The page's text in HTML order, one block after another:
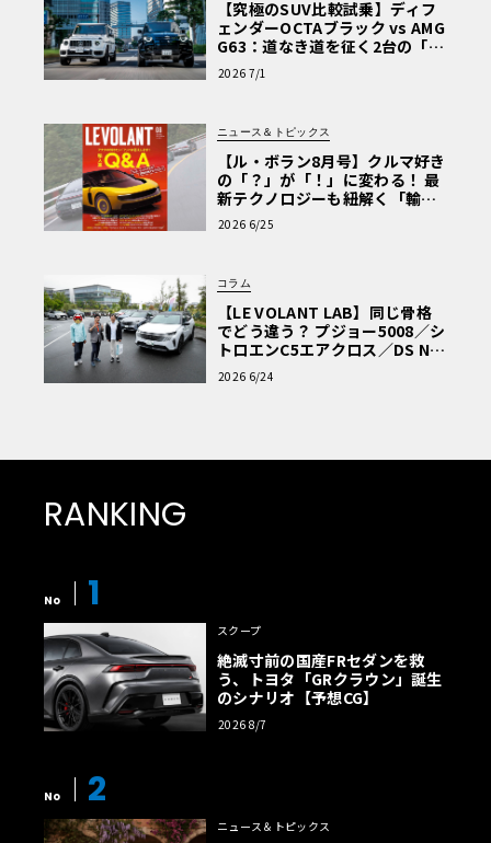
【究極のSUV比較試乗】ディフ
ェンダーOCTAブラック vs AMG
G63：道なき道を征く2台の「対
極的アプローチ」
2026 7/1
ニュース＆トピックス
【ル・ボラン8月号】クルマ好き
の「？」が「！」に変わる！ 最
新テクノロジーも紐解く「輸入
車Q&A」
2026 6/25
コラム
【LE VOLANT LAB】同じ骨格
でどう違う？ プジョー5008／シ
トロエンC5エアクロス／DS Nº4
読者一気乗りレポート
2026 6/24
RANKING
No 1
スクープ
絶滅寸前の国産FRセダンを救
う、トヨタ「GRクラウン」誕生
のシナリオ【予想CG】
2026 8/7
No 2
ニュース＆トピックス